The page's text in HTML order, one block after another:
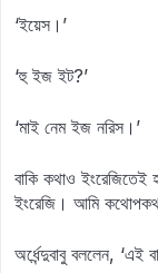
‘ইয়েস।’
‘হু ইজ ইট?’
‘মাই নেম ইজ নরিস।’
বাকি কথাও ইংরেজিতেই
ইংরেজি। আমি
অর্ধেন্দুবাবু বললেন, ‘এই